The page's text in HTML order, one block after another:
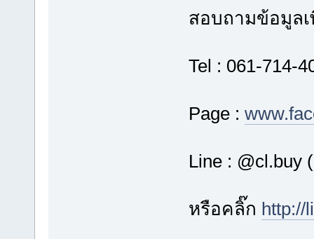
สอบถามข้อมูลเ
Tel : 061-714-
Page :
Line :
หรือคลิ๊ก http://